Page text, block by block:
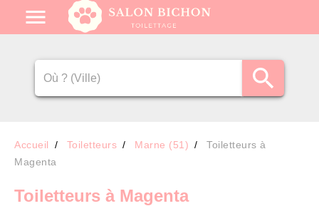
Accueil Toiletteurs Marne (51)
Toiletteurs à
Magenta
Toiletteurs à Magenta